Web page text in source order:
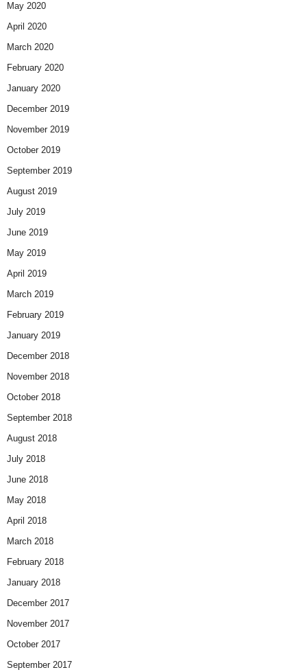
May 2020
April 2020
March 2020
February 2020
January 2020
December 2019
November 2019
October 2019
September 2019
August 2019
July 2019
June 2019
May 2019
April 2019
March 2019
February 2019
January 2019
December 2018
November 2018
October 2018
September 2018
August 2018
July 2018
June 2018
May 2018
April 2018
March 2018
February 2018
January 2018
December 2017
November 2017
October 2017
September 2017